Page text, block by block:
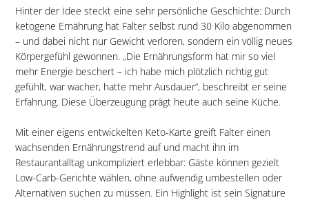
Hinter der Idee steckt eine sehr persönliche Geschichte: Durch
ketogene Ernährung hat Falter selbst rund 30 Kilo abgenommen
– und dabei nicht nur Gewicht verloren, sondern ein völlig neues
Körpergefühl gewonnen. „Die Ernährungsform hat mir so viel
mehr Energie beschert – ich habe mich plötzlich richtig gut
gefühlt, war wacher, hatte mehr Ausdauer“, beschreibt er seine
Erfahrung. Diese Überzeugung prägt heute auch seine Küche.
Mit einer eigens entwickelten Keto-Karte greift Falter einen
wachsenden Ernährungstrend auf und macht ihn im
Restaurantalltag unkompliziert erlebbar: Gäste können gezielt
Low-Carb-Gerichte wählen, ohne aufwendig umbestellen oder
Alternativen suchen zu müssen. Ein Highlight ist sein Signature